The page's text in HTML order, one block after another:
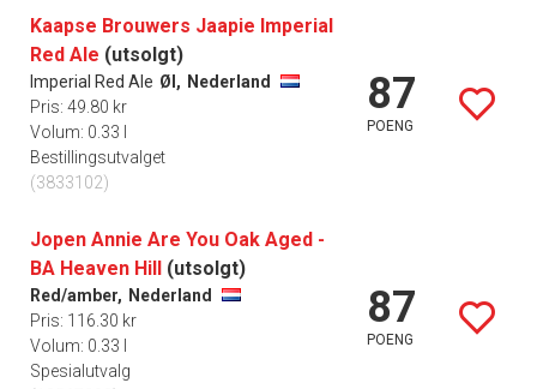
Kaapse Brouwers Jaapie Imperial
Red Ale (utsolgt)
Imperial Red Ale Øl, Nederland
Pris: 49.80 kr
Volum: 0.33 l
Bestillingsutvalget
(3833102)
87
POENG
Jopen Annie Are You Oak Aged -
BA Heaven Hill (utsolgt)
Red/amber, Nederland
Pris: 116.30 kr
Volum: 0.33 l
Spesialutvalg
87
POENG